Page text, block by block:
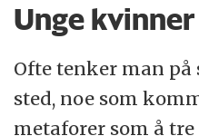
Unge
Ofte tenker man på
sted, noe som
metaforer som å